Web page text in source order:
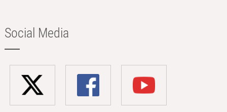
Social Media